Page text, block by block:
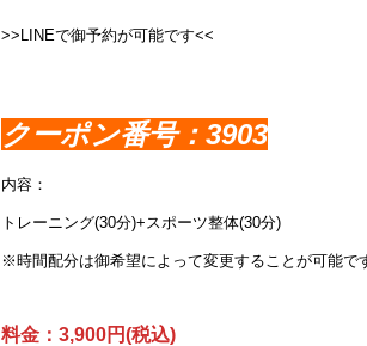
>>LINEで御予約が可能です<<
クーポン番号：3903
内容：
トレーニング(30分)+スポーツ整体(30分)
※時間配分は御希望によって変更することが可能で
料金：3,900円(税込)